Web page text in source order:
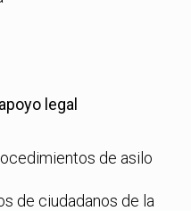
legal
de asilo
de ciudadanos de la